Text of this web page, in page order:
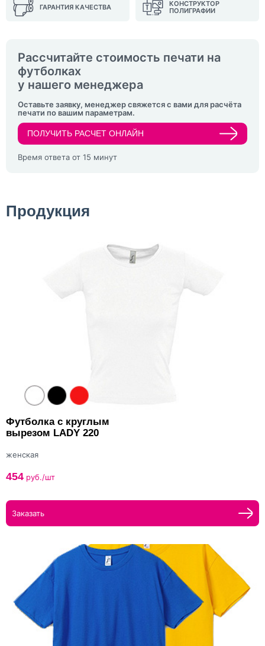
ГАРАНТИЯ КАЧЕСТВА
КОНСТРУКТОР
ПОЛИГРАФИИ
Рассчитайте стоимость печати на
футболках
у нашего менеджера
Оставьте заявку, менеджер свяжется с вами для расчёта
печати по вашим параметрам.
ПОЛУЧИТЬ РАСЧЕТ ОНЛАЙН
Время ответа от 15 минут
Продукция
Футболка с круглым
вырезом LADY 220
женская
454 руб./шт
Заказать